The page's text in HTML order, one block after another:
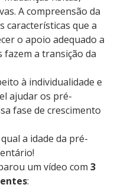
A compreensão da
características que a
o apoio adequado a
fazem a transição da
à individualidade e
ajudar os pré-
fase de crescimento
a idade da pré-
um vídeo com 3
: